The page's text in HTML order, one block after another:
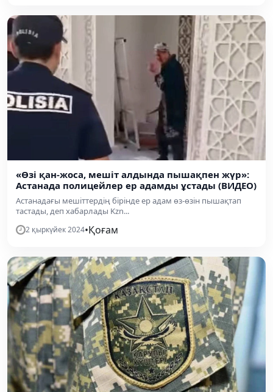
«Өзі қан-жоса, мешіт алдында пышақпен жүр»:
Астанада полицейлер ер адамды ұстады (ВИДЕО)
Астанадағы мешіттердің бірінде ер адам өз-өзін пышақтап
тастады, деп хабарлады Kzn...
2 қыркүйек 2024•Қоғам